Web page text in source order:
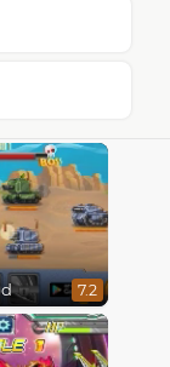
7.2